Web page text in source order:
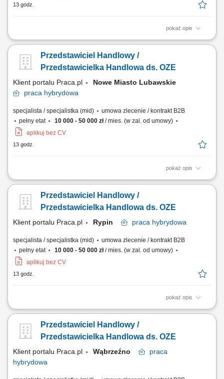
13 godz.
pokaż opis
Doradzanie klientom w zakresie nowoczesnych rozwiązań z obszaru
prowadzenie spotkań handlowych. Przygotowywanie ofert i
finalizowanie sprzedaży. Budowanie długofalowych relacji z klientami.
Przedstawiciel Handlowy /
Przedstawicielka Handlowa ds. OZE
Klient portalu Praca.pl
Nowe Miasto Lubawskie
praca hybrydowa
specjalista / specjalistka (mid)
umowa zlecenie / kontrakt B2B
pełny etat
10 000 - 50 000 zł/ mies. (w zal. od umowy)
aplikuj bez CV
13 godz.
pokaż opis
Doradzanie klientom w zakresie nowoczesnych rozwiązań z obszaru
prowadzenie spotkań handlowych. Przygotowywanie ofert i
finalizowanie sprzedaży. Budowanie długofalowych relacji z klientami.
Przedstawiciel Handlowy /
Przedstawicielka Handlowa ds. OZE
Klient portalu Praca.pl Rypin praca hybrydowa
specjalista / specjalistka (mid)
umowa zlecenie / kontrakt B2B
pełny etat
10 000 - 50 000 zł/ mies. (w zal. od umowy)
aplikuj bez CV
13 godz.
pokaż opis
Doradzanie klientom w zakresie nowoczesnych rozwiązań z obszaru
prowadzenie spotkań handlowych. Przygotowywanie ofert i
finalizowanie sprzedaży. Budowanie długofalowych relacji z klientami.
Przedstawiciel Handlowy /
Przedstawicielka Handlowa ds. OZE
Klient portalu Praca.pl Wąbrzeźno
praca
hybrydowa